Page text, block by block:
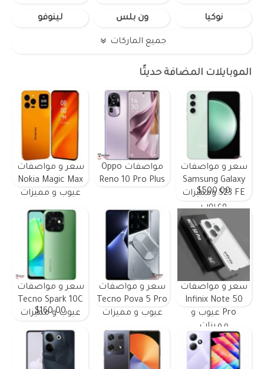
نوكيا ون بلس لينوفو
جميع الماركات
الموبايلات المضافة حديثًا
سعر و مواصفات
Samsung Galaxy
S23 FE ومميزات
وعيوب
$500.00
مواصفات Oppo
Reno 10 Pro Plus
سعر و مواصفات
Nokia Magic Max
عيوب و مميزات
سعر و مواصفات
Infinix Note 50
Pro عيوب و
مميزات
سعر و مواصفات
Tecno Pova 5 Pro
عيوب و مميزات
سعر و مواصفات
Tecno Spark 10C
عيوب و مميزات
$160.00